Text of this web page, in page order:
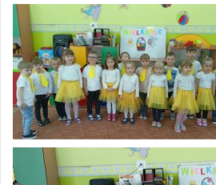
Odtwarzacz
video